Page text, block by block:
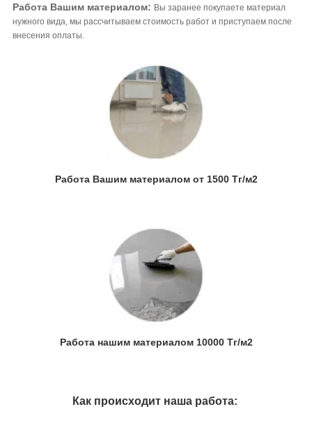
Работа Вашим материалом: Вы заранее покупаете материал
нужного вида, мы рассчитываем стоимость работ и приступаем после
внесения оплаты.
Работа Вашим материалом от 1500 Тг/м2
Работа нашим материалом 10000 Тг/м2
Как происходит наша работа: